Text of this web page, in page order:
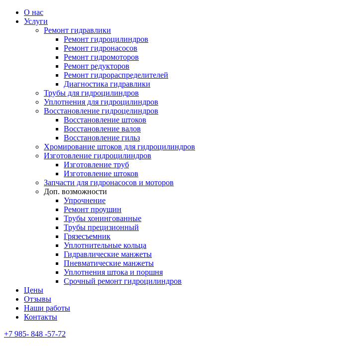
О нас
Услуги
Ремонт гидравлики
Ремонт гидроцилиндров
Ремонт гидронасосов
Ремонт гидромоторов
Ремонт редукторов
Ремонт гидрораспределителей
Диагностика гидравлики
Трубы для гидроцилиндров
Уплотнения для гидроцилиндров
Восстановление гидроцелиндров
Восстановление штоков
Восстановление валов
Восстановление гильз
Хромирование штоков для гидроцилиндров
Изготовление гидроцилиндров
Изготовление труб
Изготовление штоков
Запчасти для гидронасосов и моторов
Доп. возможности
Упрочнение
Ремонт проушин
Трубы хонингованные
Трубы прецизионный
Грязесъемник
Уплотнительные кольца
Гидравлические манжеты
Пневматические манжеты
Уплотнения штока и поршня
Срочный ремонт гидроцилиндров
Цены
Отзывы
Наши работы
Контакты
+7 985- 848 -57-72